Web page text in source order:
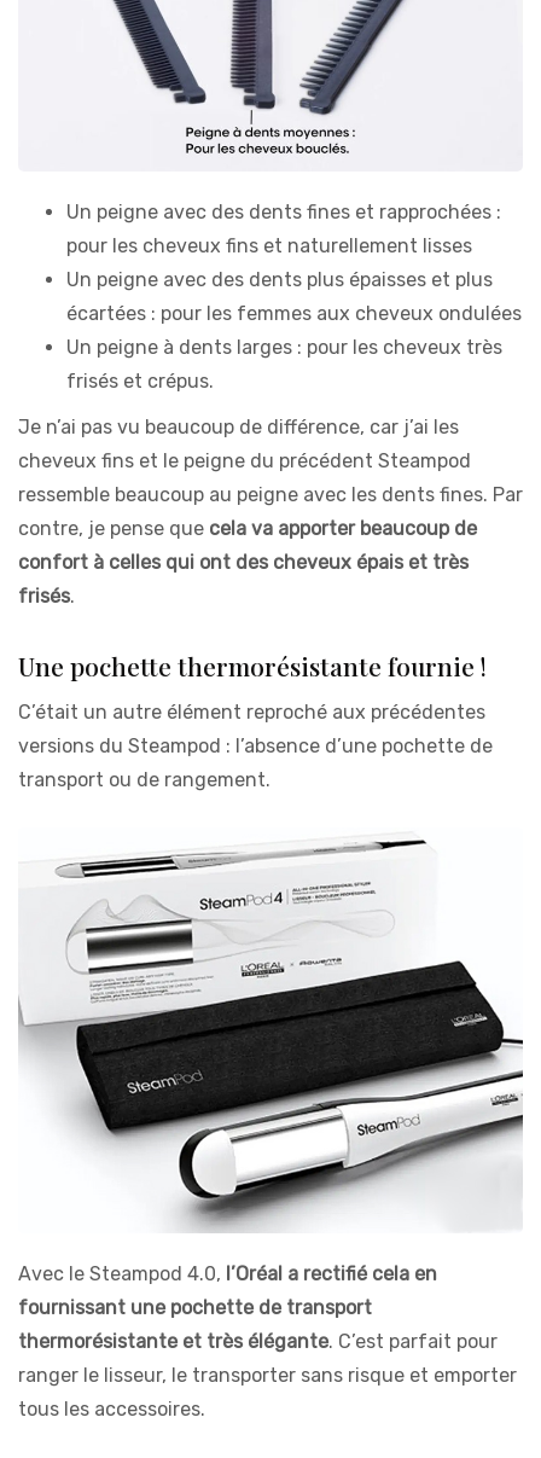
Un peigne avec des dents fines et rapprochées :
pour les cheveux fins et naturellement lisses
Un peigne avec des dents plus épaisses et plus
écartées : pour les femmes aux cheveux ondulées
Un peigne à dents larges : pour les cheveux très
frisés et crépus.
Je n’ai pas vu beaucoup de différence, car j’ai les
cheveux fins et le peigne du précédent Steampod
ressemble beaucoup au peigne avec les dents fines. Par
contre, je pense que cela va apporter beaucoup de
confort à celles qui ont des cheveux épais et très
frisés.
Une pochette thermorésistante fournie !
C’était un autre élément reproché aux précédentes
versions du Steampod : l’absence d’une pochette de
transport ou de rangement.
Avec le Steampod 4.0, l’Oréal a rectifié cela en
fournissant une pochette de transport
thermorésistante et très élégante. C’est parfait pour
ranger le lisseur, le transporter sans risque et emporter
tous les accessoires.